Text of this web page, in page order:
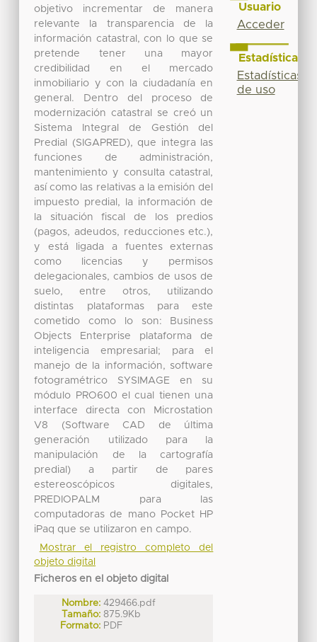
objetivo incrementar de manera
relevante la transparencia de la
información catastral, con lo que se
pretende tener una mayor
credibilidad en el mercado
inmobiliario y con la ciudadanía en
general. Dentro del proceso de
modernización catastral se creó un
Sistema Integral de Gestión del
Predial (SIGAPRED), que integra las
funciones de administración,
mantenimiento y consulta catastral,
así como las relativas a la emisión del
impuesto predial, la información de
la situación fiscal de los predios
(pagos, adeudos, reducciones etc.),
y está ligada a fuentes externas
como licencias y permisos
delegacionales, cambios de usos de
suelo, entre otros, utilizando
distintas plataformas para este
cometido como lo son: Business
Objects Enterprise plataforma de
inteligencia empresarial; para el
manejo de la información, software
fotogramétrico SYSIMAGE en su
módulo PRO600 el cual tienen una
interface directa con Microstation
V8 (Software CAD de última
generación utilizado para la
manipulación de la cartografía
predial) a partir de pares
estereoscópicos digitales,
PREDIOPALM para las
computadoras de mano Pocket HP
iPaq que se utilizaron en campo.
Mostrar el registro completo del
objeto digital
Ficheros en el objeto digital
Nombre: 429466.pdf
Tamaño: 875.9Kb
Formato: PDF
Usuario
Acceder
Estadísticas
Estadísticas
de uso